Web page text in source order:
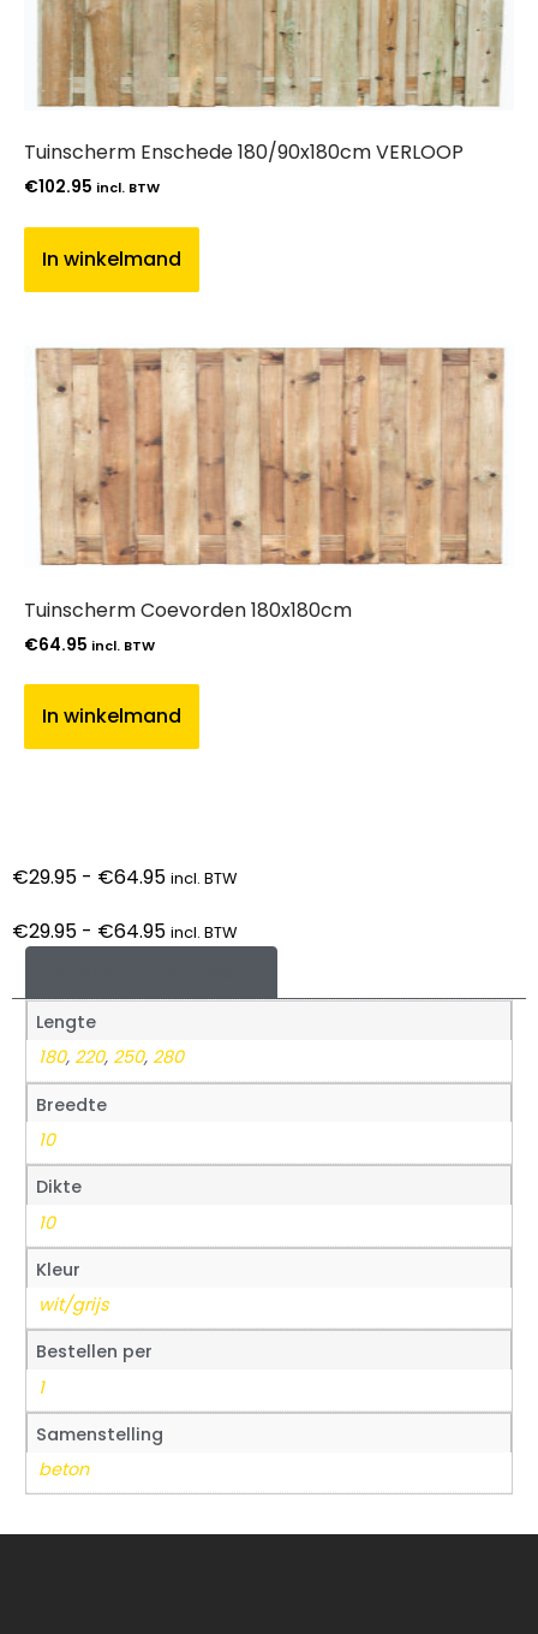
Tuinscherm Enschede 180/90x180cm VERLOOP
€102.95 incl. BTW
In winkelmand
Tuinscherm Coevorden 180x180cm
€64.95 incl. BTW
In winkelmand
€29.95 - €64.95 incl. BTW
€29.95 - €64.95 incl. BTW
Lengte
180, 220, 250, 280
Breedte
10
Dikte
10
Kleur
wit/grijs
Bestellen per
1
Samenstelling
beton